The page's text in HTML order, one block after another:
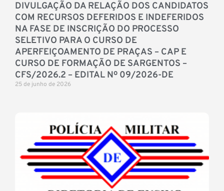
DIVULGAÇÃO DA RELAÇÃO DOS CANDIDATOS
COM RECURSOS DEFERIDOS E INDEFERIDOS
NA FASE DE INSCRIÇÃO DO PROCESSO
SELETIVO PARA O CURSO DE
APERFEIÇOAMENTO DE PRAÇAS – CAP E
CURSO DE FORMAÇÃO DE SARGENTOS –
CFS/2026.2 – EDITAL Nº 09/2026-DE
25 de junho de 2026